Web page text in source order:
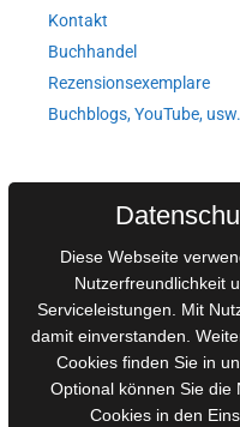
Kontakt
Buchhandel
Rezensionsexemplare
Buchblogs, YouTube, usw.
AGB für Medienprojekte
Online-Artikel
Manuskripte einreichen
Ausschreibungen
Belegexemplare
Eigenbedarfsexemplare
Diese Webseite
Nutzerfreundlichkeit
Serviceleistungen. Mit
damit einverstanden.
Cookies finden Sie in
Optional können Sie die
Cookies in den